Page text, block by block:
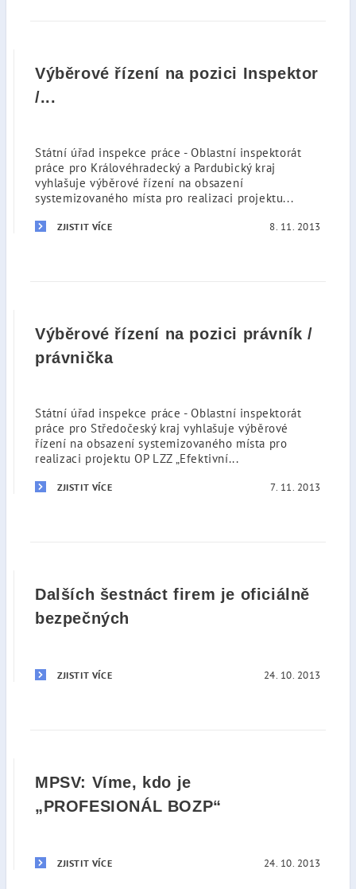
Výběrové řízení na pozici Inspektor
/...
Státní úřad inspekce práce - Oblastní inspektorát
práce pro Královéhradecký a Pardubický kraj
vyhlašuje výběrové řízení na obsazení
systemizovaného místa pro realizaci projektu...
ZJISTIT VÍCE 8. 11. 2013
Výběrové řízení na pozici právník /
právnička
Státní úřad inspekce práce - Oblastní inspektorát
práce pro Středočeský kraj vyhlašuje výběrové
řízení na obsazení systemizovaného místa pro
realizaci projektu OP LZZ „Efektivní...
ZJISTIT VÍCE 7. 11. 2013
Dalších šestnáct firem je oficiálně
bezpečných
ZJISTIT VÍCE 24. 10. 2013
MPSV: Víme, kdo je
„PROFESIONÁL BOZP“
ZJISTIT VÍCE 24. 10. 2013